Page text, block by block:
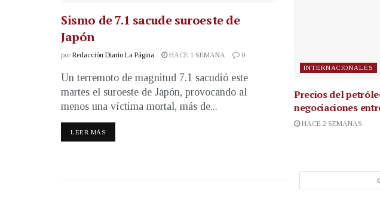
Sismo de 7.1 sacude suroeste de
Japón
por Redacción Diario La Página HACE 1 SEMANA 0
Un terremoto de magnitud 7.1 sacudió este
martes el suroeste de Japón, provocando al
menos una víctima mortal, más de...
LEER MÁS
INTERNACIONALES
Precios del
negociaciones
HACE 2 SEMANAS